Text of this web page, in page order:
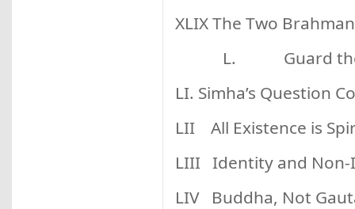
XLIX The Two
L. Guard the
LI. Simha’s Question
LII All Existence is
LIII Identity and
LIV Buddha, Not